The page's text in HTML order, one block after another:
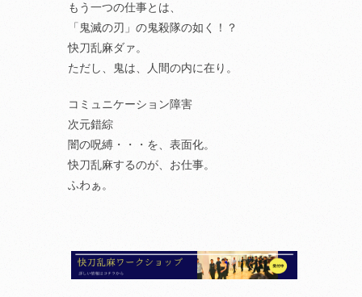
もう一つの仕事とは、
「鬼滅の刃」の鬼殺隊の如く！？
快刀乱麻ダァ。
ただし、鬼は、人間の内に在り。
コミュニケーション障害
次元錯綜
闇の呪縛・・・を、表面化。
快刀乱麻するのが、お仕事。
ふわぁ。